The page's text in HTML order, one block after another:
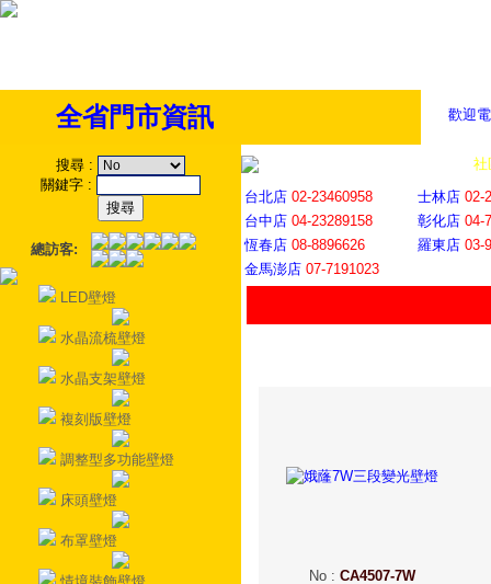
歡迎
全省門市資訊
搜尋 :
關鍵字 :
總訪客:
LED壁燈
水晶流梳壁燈
水晶支架壁燈
複刻版壁燈
調整型多功能壁燈
床頭壁燈
布罩壁燈
社
台北店 02-23460958 士林店 02-
台中店 04-23289158 彰化店 04-
恆春店 08-8896626 羅東店 03-
金馬澎店 07-7191023
No: CA4507-7W